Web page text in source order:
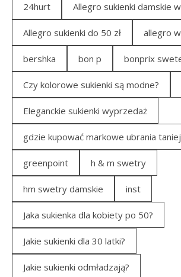
24hurt Allegro sukienki damskie
Allegro sukienki do 50 zł allegro
bershka bon p bonprix
Czy kolorowe sukienki są modne?
Eleganckie sukienki wyprzedaż
gdzie kupować markowe ubrania taniej
greenpoint h & m swetry
hm swetry damskie inst
Jaka sukienka dla kobiety po 50?
Jakie sukienki dla 30 latki?
Jakie sukienki odmładzają?